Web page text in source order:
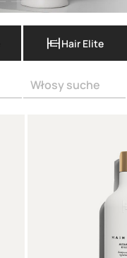
Hair Elite
Włosy suche